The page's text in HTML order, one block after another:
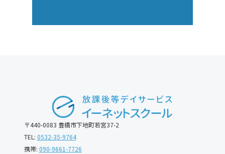
〒440-0083 豊橋市下地町若宮37-2
TEL: 0532-35-9764
携帯: 090-9661-7726